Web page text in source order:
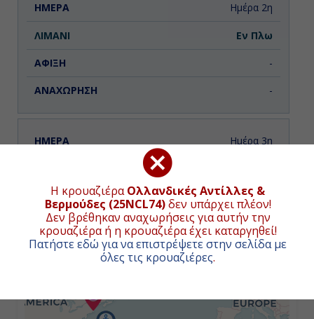
Η κρουαζιέραΟλλανδικές Αντίλλες &
Βερμούδες (25NCL74)δεν υπάρχει πλέον!
Δεν βρέθηκαν αναχωρήσεις για αυτήν την
κρουαζιέρα ή η κρουαζιέρα έχει καταργηθεί!
Πατήστε εδώ για να επιστρέψετε στην σελίδα με
όλες τις κρουαζιέρες.
Ημέρα 2η
Εν Πλω
-
-
Ημέρα 3η
Τζώρτζ Τάουν, Κέιμαν Νήσοι
07:00
16:00
Εν Πλω
ΧΑΡΤΗΣ ΚΡΟΥΑΖΙΕΡΑΣ
+
−